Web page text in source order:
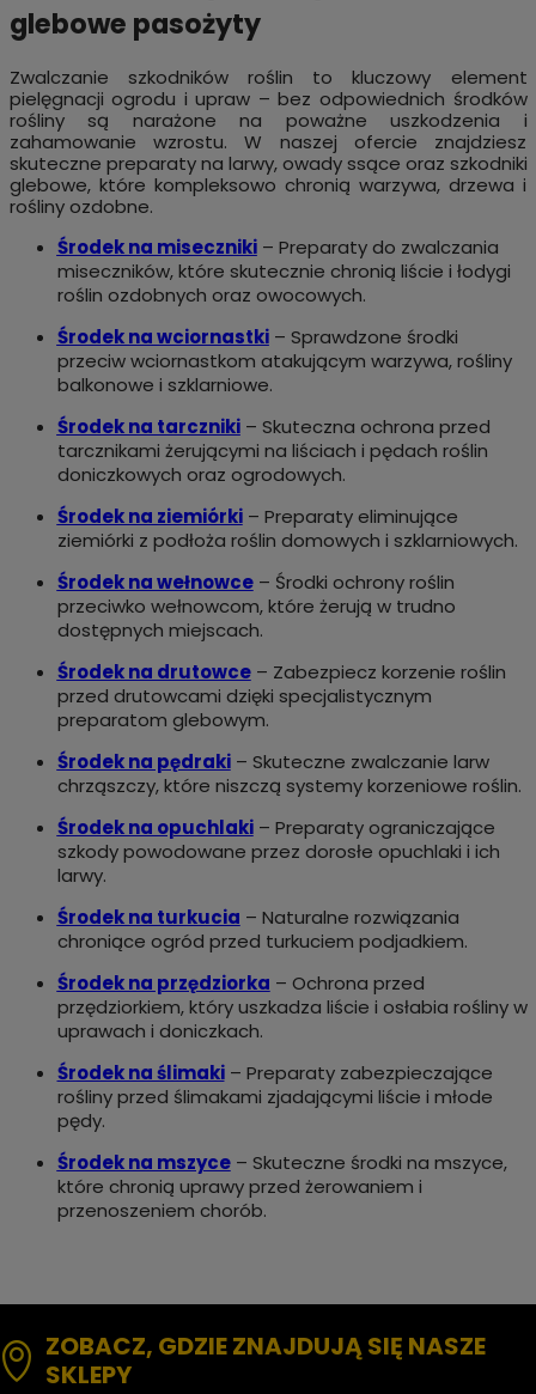
glebowe pasożyty
Zwalczanie szkodników roślin to kluczowy element
pielęgnacji ogrodu i upraw – bez odpowiednich środków
rośliny są narażone na poważne uszkodzenia i
zahamowanie wzrostu. W naszej ofercie znajdziesz
skuteczne preparaty na larwy, owady ssące oraz szkodniki
glebowe, które kompleksowo chronią warzywa, drzewa i
rośliny ozdobne.
Środek na miseczniki– Preparaty do zwalczania
miseczników, które skutecznie chronią liście i łodygi
roślin ozdobnych oraz owocowych.
Środek na wciornastki– Sprawdzone środki
przeciw wciornastkom atakującym warzywa, rośliny
balkonowe i szklarniowe.
Środek na tarczniki– Skuteczna ochrona przed
tarcznikami żerującymi na liściach i pędach roślin
doniczkowych oraz ogrodowych.
Środek na ziemiórki– Preparaty eliminujące
ziemiórki z podłoża roślin domowych i szklarniowych.
Środek na wełnowce– Środki ochrony roślin
przeciwko wełnowcom, które żerują w trudno
dostępnych miejscach.
Środek na drutowce– Zabezpiecz korzenie roślin
przed drutowcami dzięki specjalistycznym
preparatom glebowym.
Środek na pędraki– Skuteczne zwalczanie larw
chrząszczy, które niszczą systemy korzeniowe roślin.
Środek na opuchlaki– Preparaty ograniczające
szkody powodowane przez dorosłe opuchlaki i ich
larwy.
Środek na turkucia – Naturalne rozwiązania
chroniące ogród przed turkuciem podjadkiem.
Środek na przędziorka – Ochrona przed
przędziorkiem, który uszkadza liście i osłabia rośliny w
uprawach i doniczkach.
Środek na ślimaki– Preparaty zabezpieczające
rośliny przed ślimakami zjadającymi liście i młode
pędy.
Środek na mszyce– Skuteczne środki na mszyce,
które chronią uprawy przed żerowaniem i
przenoszeniem chorób.
ZOBACZ, GDZIE ZNAJDUJĄ SIĘ NASZE
SKLEPY